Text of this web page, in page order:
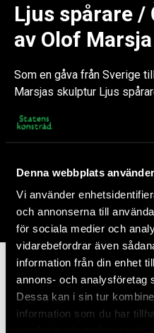
Denna webbplats
Vi använder
och annonserna till
för sociala medier och
vidarebefordrar även
information från din enhet
annons- och analysföretag
Dessa kan i sin tur
information som du har
Ljus spårare /
av Olof Marsja
Som en gåva från Sverige
Marsjas skulptur Ljus
på skidor blickar mot
material som bär spår av
det samiska och svenska,
samtida, träder en
rörelse.
Om Statens konstråd